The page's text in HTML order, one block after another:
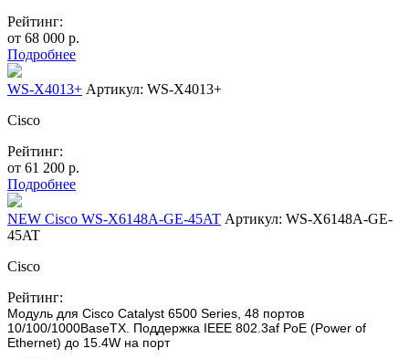
Рейтинг:
от 68 000 р.
Подробнее
WS-X4013+ Артикул: WS-X4013+
Cisco
Рейтинг:
от 61 200 р.
Подробнее
NEW Cisco WS-X6148A-GE-45AT Артикул: WS-X6148A-GE-
45AT
Cisco
Рейтинг:
Модуль для Cisco Catalyst 6500 Series, 48 портов
10/100/1000BaseTX. Поддержка IEEE 802.3af PoE (Power of
Ethernet) до 15.4W на порт